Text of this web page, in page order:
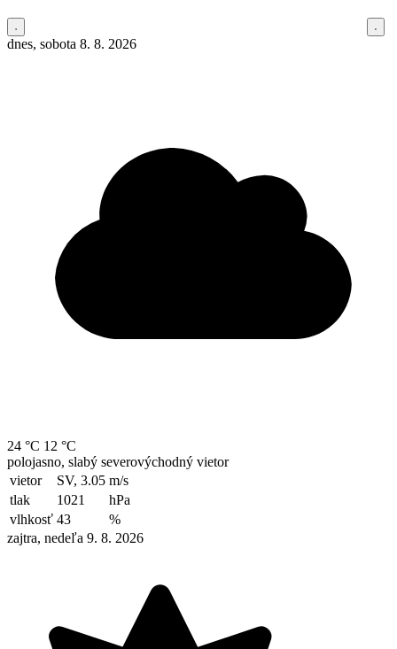
dnes, sobota 8. 8. 2026
24 °C 12 °C
polojasno, slabý severovýchodný vietor
vietor
SV, 3.05 m/s
tlak
1021
hPa
vlhkosť 43
%
zajtra, nedeľa 9. 8. 2026